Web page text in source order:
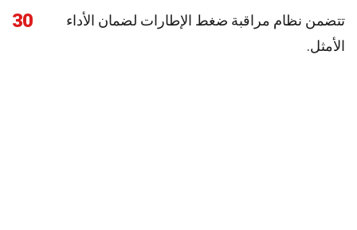
30
تتضمن نظام مراقبة ضغط الإطارات لضمان الأداء
الأمثل.